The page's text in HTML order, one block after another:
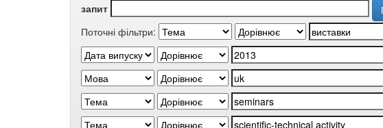
запит
Поточні фільтри: